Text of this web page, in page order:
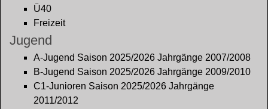
Ü40
Freizeit
Jugend
A-Jugend Saison 2025/2026 Jahrgänge 2007/2008
B-Jugend Saison 2025/2026 Jahrgänge 2009/2010
C1-Junioren Saison 2025/2026 Jahrgänge
2011/2012